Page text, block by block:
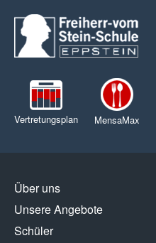
Vertretungsplan MensaMax
Über uns
Unsere Angebote
Schüler